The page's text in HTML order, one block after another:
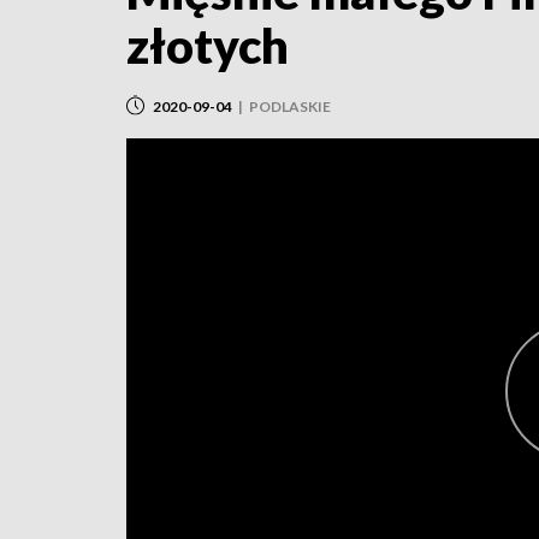
złotych
2020-09-04 | PODLASKIE